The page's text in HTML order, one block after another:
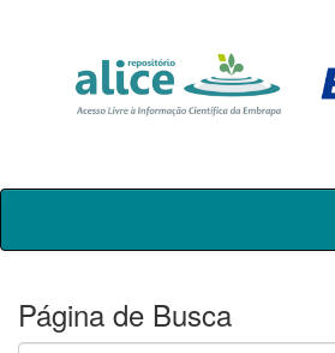
Skip
Página de Busca